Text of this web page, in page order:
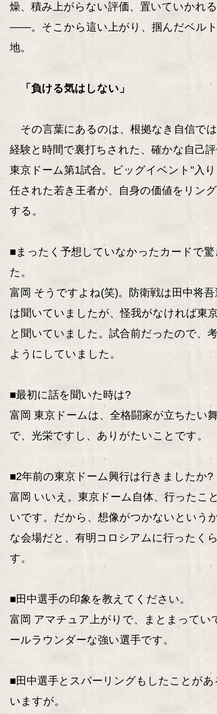
燥、積み上がらない評価、置いていかれ
――。そこから這い上がり、掴んだベル
地。
「負ける気はしない」
その言葉にあるのは、根拠なき自信で
経験と時間で裏打ちされた、確かな自己
東京ドーム第1試合。ビッグイベント"入
任された若き王者が、自身の価値をリン
する。
■まったく予想していなかったカードで
た。
富岡 そうですよね(笑)。防衛戦は田中将
は聞いていましたが、怪我がなければ東
と聞いていました。試合前だったので、
ようにしていました。
■最初に話を聞いた時は?
富岡 東京ドームは、全格闘家が立ちたい
で、光栄ですし、ありがたいことです。
■2年前の東京ドーム興行は行きましたか?
富岡 いいえ。東京ドーム自体、行ったこ
いです。だから、想像がつかないという
な会場だと、有明コロシアムに行ったく
す。
■田中選手の印象を教えてください。
富岡 アマチュア上がりで、まとまってい
ールラウンダーな強い選手です。
■田中選手とスパーリングもしたことがあ
いますが。